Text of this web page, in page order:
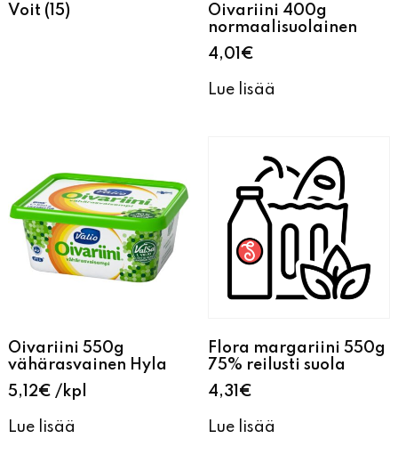
Voit (15)
Oivariini 400g
normaalisuolainen
4,01 €
Lue lisää
Oivariini 550g
vähärasvainen Hyla
5,12€ kpl
Lue lisää
Flora margariini 550g
75% reilusti suola
4,31 €
Lue lisää